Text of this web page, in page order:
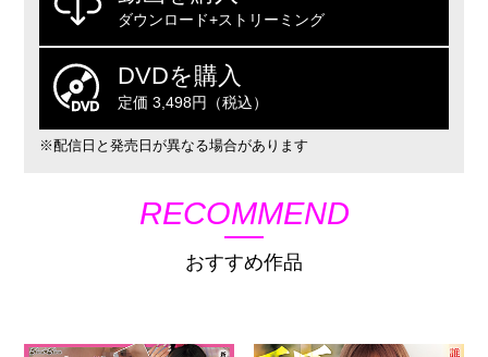
ダウンロード+ストリーミング
DVDを購入
定価 3,498円（税込）
※配信日と発売日が異なる場合があります
RECOMMEND
おすすめ作品